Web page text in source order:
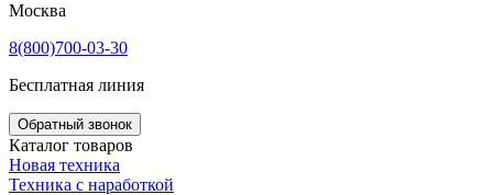
Москва
8(800)700-03-30
Бесплатная линия
Обратный звонок
Каталог товаров
Новая техника
Техника с наработкой